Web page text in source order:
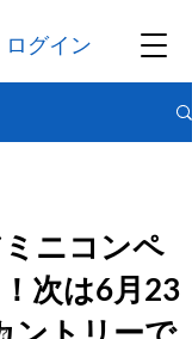
ログイン
ニコンペ
次は6月23